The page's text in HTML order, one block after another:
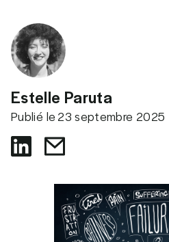
Estelle Paruta
Publié le 23 septembre 2025